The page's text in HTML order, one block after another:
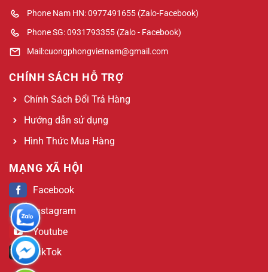
Phone Nam HN: 0977491655 (Zalo-Facebook)
Phone SG: 0931793355 (Zalo - Facebook)
Mail:cuongphongvietnam@gmail.com
CHÍNH SÁCH HỖ TRỢ
Chính Sách Đổi Trả Hàng
Hướng dẫn sử dụng
Hình Thức Mua Hàng
MẠNG XÃ HỘI
Facebook
Instagram
Youtube
TikTok